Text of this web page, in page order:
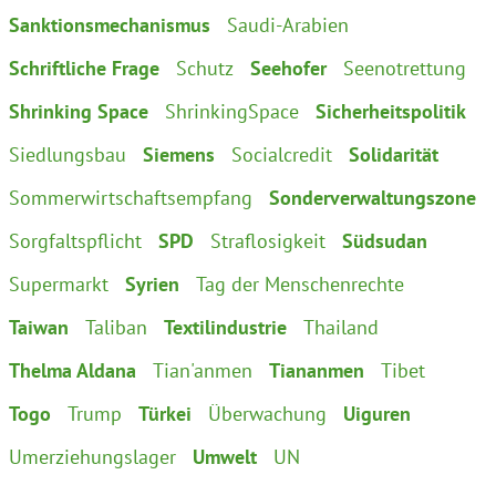
Sanktionsmechanismus
Saudi-Arabien
Schriftliche Frage
Schutz Seehofer
Seenotrettung
Shrinking Space
ShrinkingSpace
Sicherheitspolitik
Siedlungsbau
Siemens Socialcredit
Solidarität
Sommerwirtschaftsempfang
Sonderverwaltungszone
Sorgfaltspflicht
SPD Straflosigkeit
Südsudan
Supermarkt
Syrien
Tag der Menschenrechte
Taiwan
Taliban Textilindustrie
Thailand
Thelma Aldana
Tian'anmen Tiananmen
Tibet
Togo
Trump Türkei Überwachung
Uiguren
Umerziehungslager
Umwelt
UN